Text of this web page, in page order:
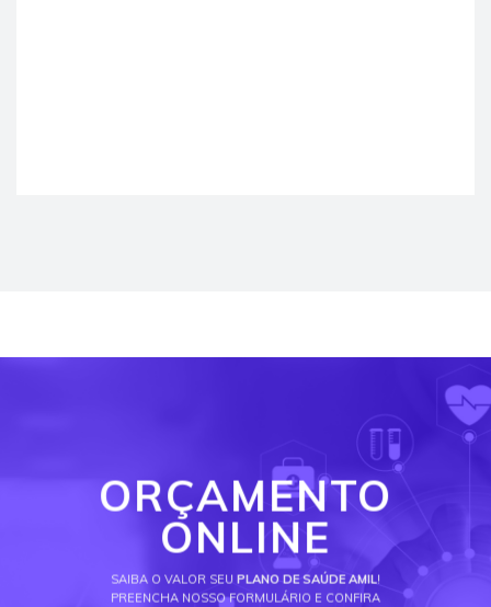
ORÇAMENTO
ONLINE
SAIBA O VALOR SEU PLANO DE SAÚDE AMIL!
PREENCHA NOSSO FORMULÁRIO E CONFIRA